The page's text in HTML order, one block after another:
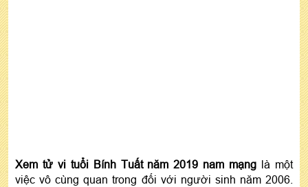
Xem tử vi tuổi Bính Tuất năm 2019 nam mạng là một
việc vô cùng quan trong đối với người sinh năm 2006.